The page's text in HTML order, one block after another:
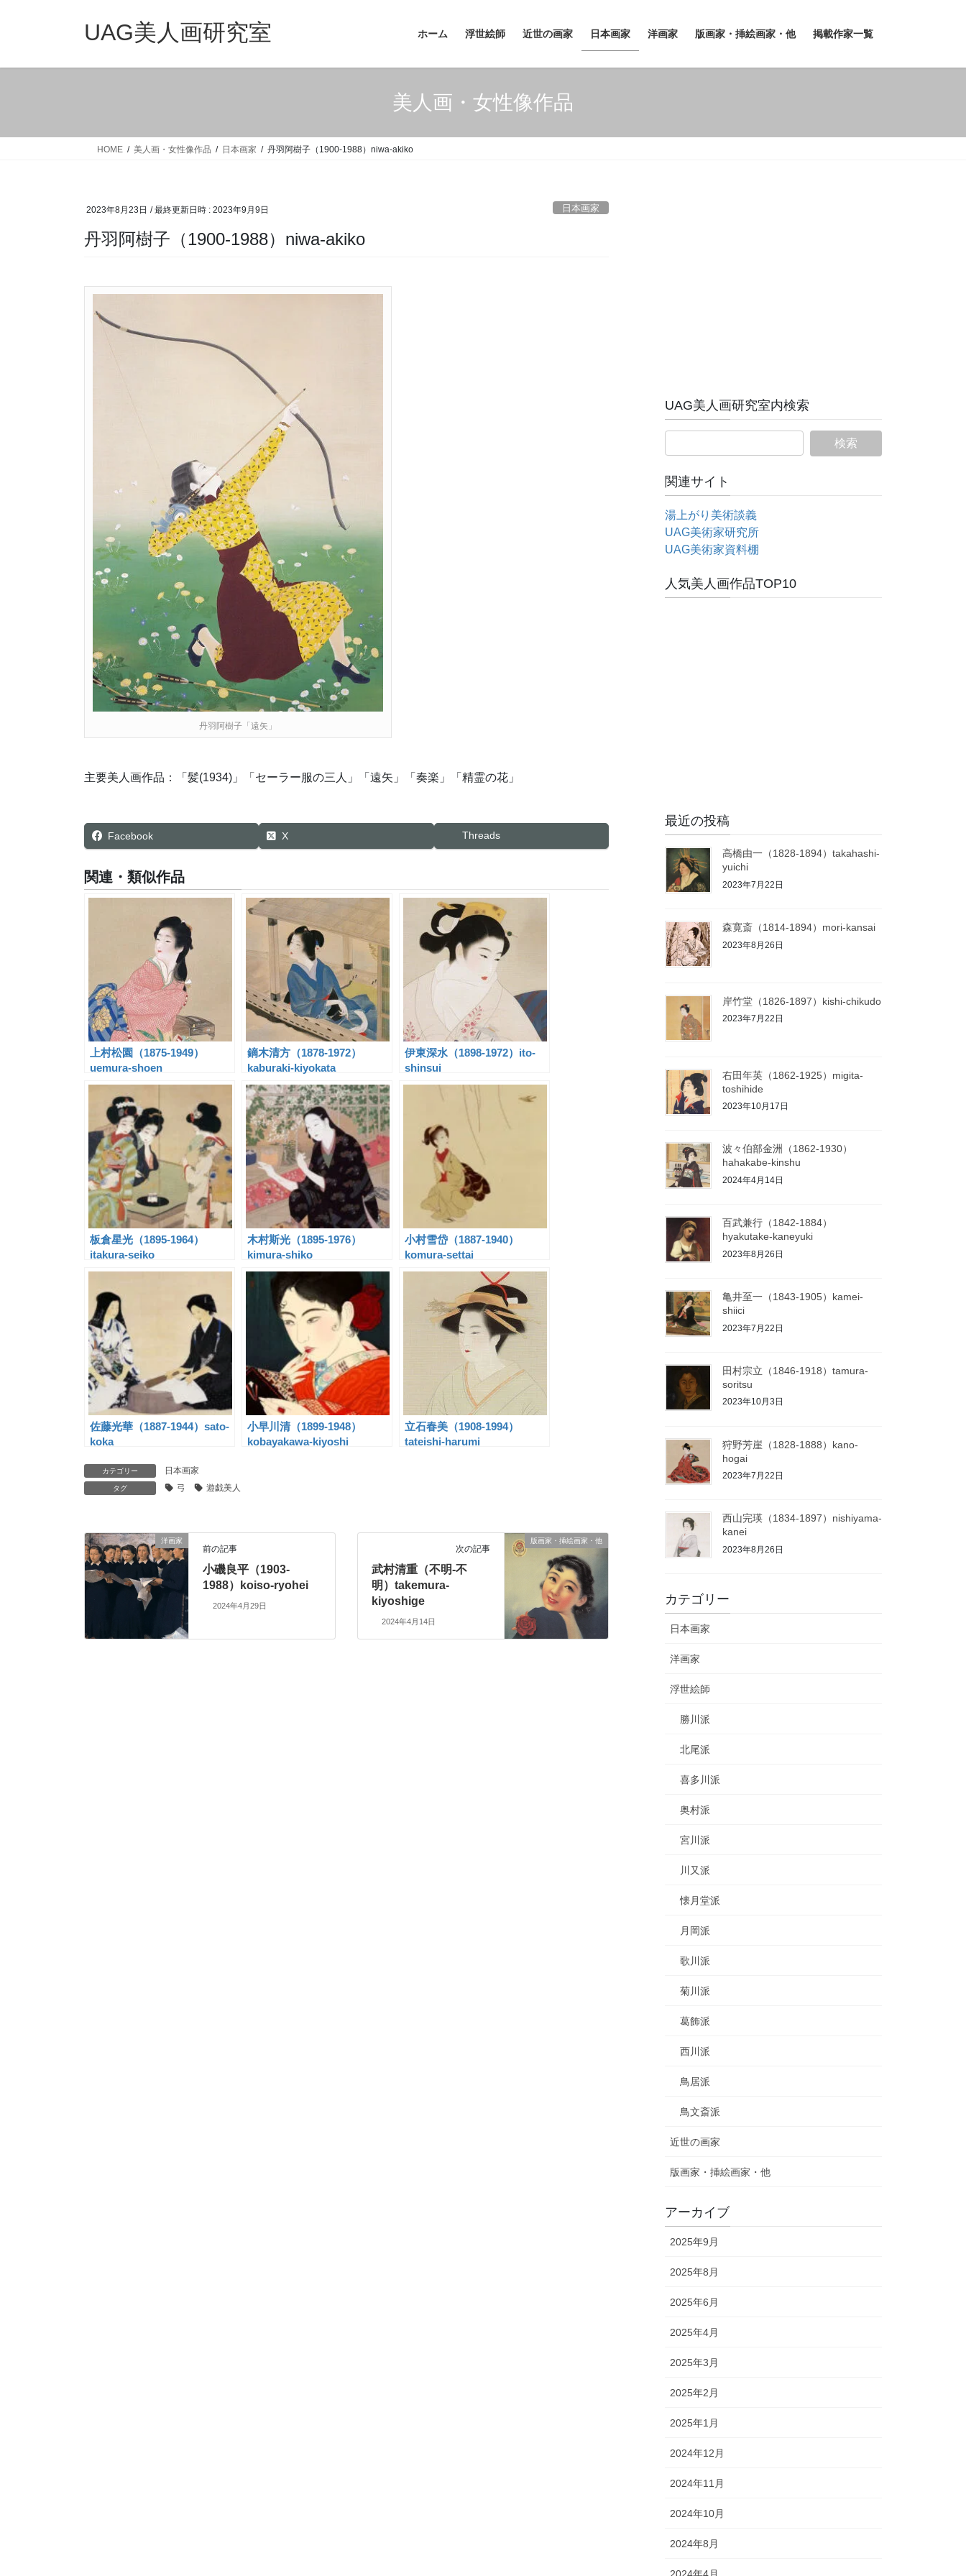
UAG美人画研究室 ホーム 浮世絵師 近世の画家 日本画家 洋画家 版画家・挿絵画家・他 掲載作家一覧
美人画・女性像作品
HOME 美人画・女性像作品 日本画家 丹羽阿樹子（1900-1988）niwa-akiko
2023年8月23日 / 最終更新日時 : 2023年9月9日 日本画家
丹羽阿樹子（1900-1988）niwa-akiko
丹羽阿樹子「遠矢」
主要美人画作品：「髪(1934)」「セーラー服の三人」「遠矢」「奏楽」「精霊の花」
Facebook X Threads
関連・類似作品
上村松園（1875-1949）
uemura-shoen
鏑木清方（1878-1972）
kaburaki-kiyokata
伊東深水（1898-1972）ito-
shinsui
板倉星光（1895-1964）
itakura-seiko
木村斯光（1895-1976）
kimura-shiko
小村雪岱（1887-1940）
komura-settai
佐藤光華（1887-1944）sato-
koka
小早川清（1899-1948）
kobayakawa-kiyoshi
立石春美（1908-1994）
tateishi-harumi
カテゴリー 日本画家
タグ 弓 遊戯美人
洋画家
前の記事
小磯良平（1903-
1988）koiso-ryohei
2024年4月29日
版画家・挿絵画家・他
次の記事
武村清重（不明-不
明）takemura-
kiyoshige
2024年4月14日
UAG美人画研究室内検索
関連サイト
湯上がり美術談義
UAG美術家研究所
UAG美術家資料棚
人気美人画作品TOP10
最近の投稿
高橋由一（1828-1894）takahashi-
yuichi
2023年7月22日
森寛斎（1814-1894）mori-kansai
2023年8月26日
岸竹堂（1826-1897）kishi-chikudo
2023年7月22日
右田年英（1862-1925）migita-
toshihide
2023年10月17日
波々伯部金洲（1862-1930）
hahakabe-kinshu
2024年4月14日
百武兼行（1842-1884）
hyakutake-kaneyuki
2023年8月26日
亀井至一（1843-1905）kamei-
shiici
2023年7月22日
田村宗立（1846-1918）tamura-
soritsu
2023年10月3日
狩野芳崖（1828-1888）kano-
hogai
2023年7月22日
西山完瑛（1834-1897）nishiyama-
kanei
2023年8月26日
カテゴリー
日本画家
洋画家
浮世絵師
勝川派
北尾派
喜多川派
奥村派
宮川派
川又派
懐月堂派
月岡派
歌川派
菊川派
葛飾派
西川派
鳥居派
鳥文斎派
近世の画家
版画家・挿絵画家・他
アーカイブ
2025年9月
2025年8月
2025年6月
2025年4月
2025年3月
2025年2月
2025年1月
2024年12月
2024年11月
2024年10月
2024年8月